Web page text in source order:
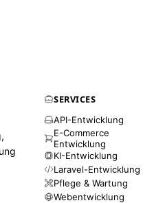
SERVICES
API-Entwicklung
E-Commerce
Entwicklung
KI-Entwicklung
Laravel-Entwicklung
Pflege & Wartung
Webentwicklung